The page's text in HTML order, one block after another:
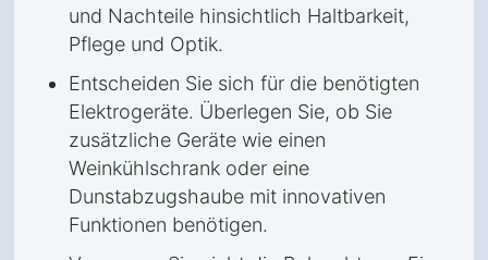
und Nachteile hinsichtlich Haltbarkeit,
Pflege und Optik.
Entscheiden Sie sich für die benötigten
Elektrogeräte. Überlegen Sie, ob Sie
zusätzliche Geräte wie einen
Weinkühlschrank oder eine
Dunstabzugshaube mit innovativen
Funktionen benötigen.